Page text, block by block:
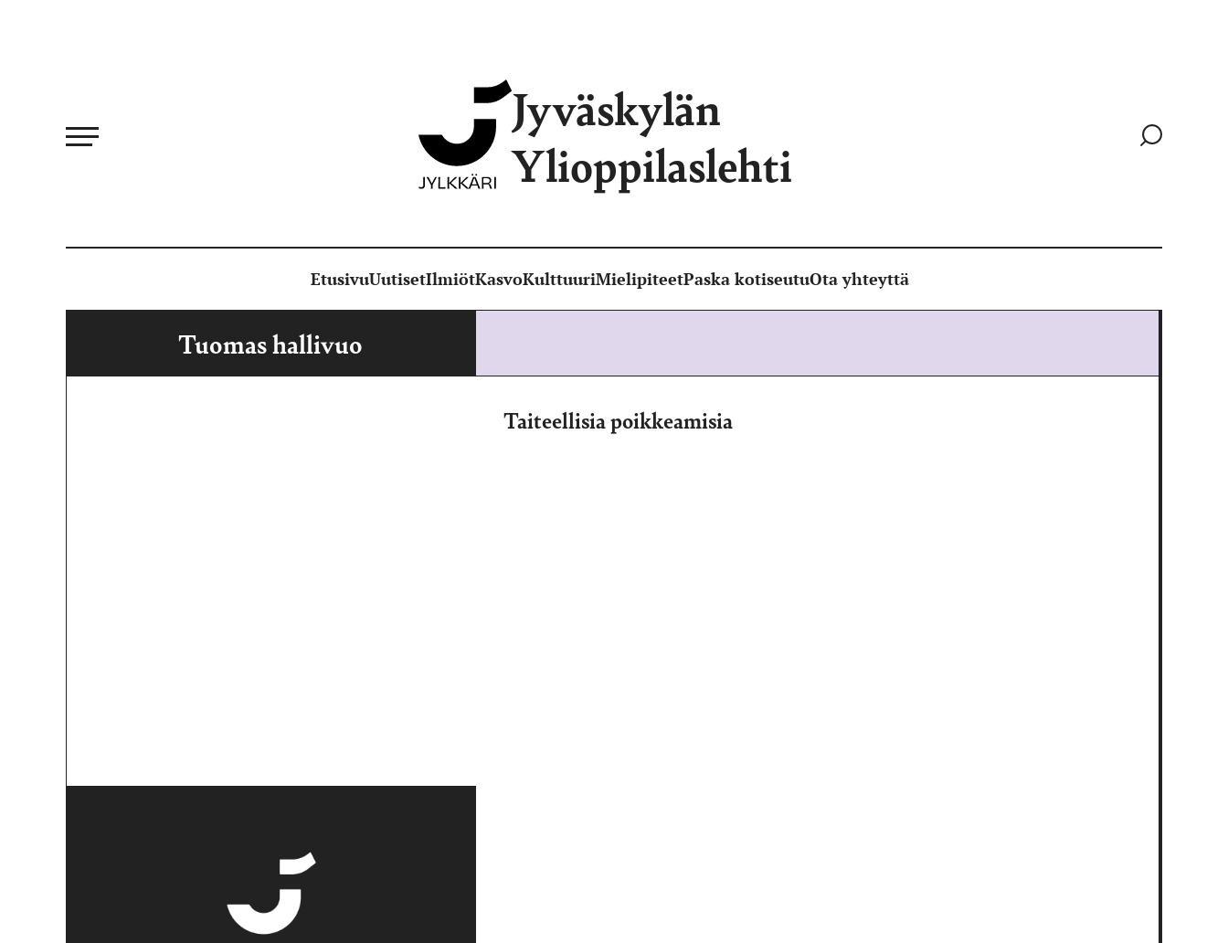
Jyväskylän
Ylioppilaslehti
Siirry
EtusivuUutisetIlmiötKasvoKulttuuriMielipiteetPaska kotiseutuOta yhteyttä
Tuomas hallivuo
Taiteellisia poikkeamisia